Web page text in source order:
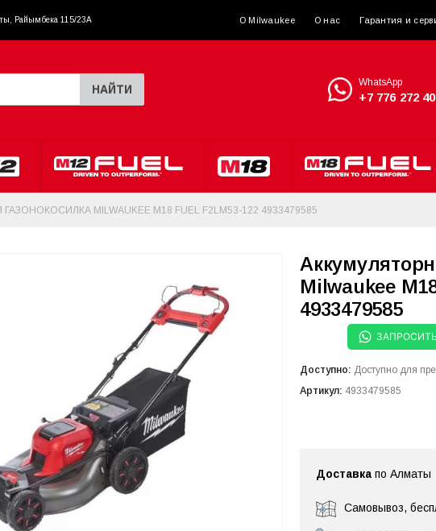
Райымбека 115/23A О Milwaukee О нас Гарантия и
НАЙТИ
WhatsApp
+7 776 272
MILWAUKEE M18 FUEL F2LM53-122 4933479585
Milwaukee
4933479585
Доступно: Доступно для
Артикул: 4933479585
Доставка по Алматы
Самовывоз,